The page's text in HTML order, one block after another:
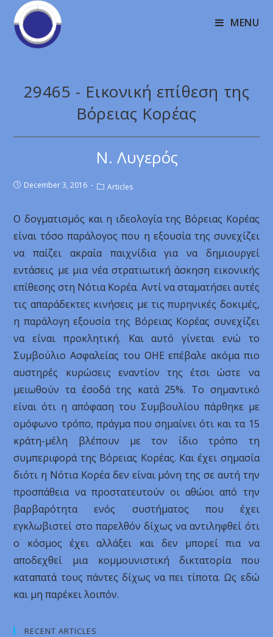
MENU
29465 - Εικονική επίθεση της
Βόρειας Κορέας
Ν. Λυγερός
December 3, 2016 Articles
Ο δογματισμός και η ιδεολογία της Βόρειας Κορέας
είναι τόσο παράλογος που η εξουσία της συνεχίζει
να παίζει ακραία παιχνίδια για να δημιουργεί
εντάσεις με μια νέα στρατιωτική άσκηση εικονικής
επίθεσης στη Νότια Κορέα. Αντί να σταματήσει αυτές
τις απαράδεκτες κινήσεις με τις πυρηνικές δοκιμές,
η παράλογη εξουσία της Βόρειας Κορέας συνεχίζει
να είναι προκλητική. Και αυτό γίνεται ενώ το
Συμβούλιο Ασφαλείας του ΟΗΕ επέβαλε ακόμα πιο
αυστηρές κυρώσεις εναντίον της έτσι ώστε να
μειωθούν τα έσοδά της κατά 25%. Το σημαντικό
είναι ότι η απόφαση του Συμβουλίου πάρθηκε με
ομόφωνο τρόπο, πράγμα που σημαίνει ότι και τα 15
κράτη-μέλη βλέπουν με τον ίδιο τρόπο τη
συμπεριφορά της Βόρειας Κορέας. Και έχει σημασία
διότι η Νότια Κορέα δεν είναι μόνη της σε αυτή την
προσπάθεια να προστατευτούν οι αθώοι από την
βαρβαρότητα ενός συστήματος που έχει
εγκλωβιστεί στο παρελθόν δίχως να αντιληφθεί ότι
ο κόσμος έχει αλλάξει και δεν μπορεί πια να
αποδεχθεί μια κομμουνιστική δικτατορία που
καταπατά τους πάντες δίχως να πει τίποτα. Ως εδώ
και μη παρέκει λοιπόν.
RECENT ARTICLES